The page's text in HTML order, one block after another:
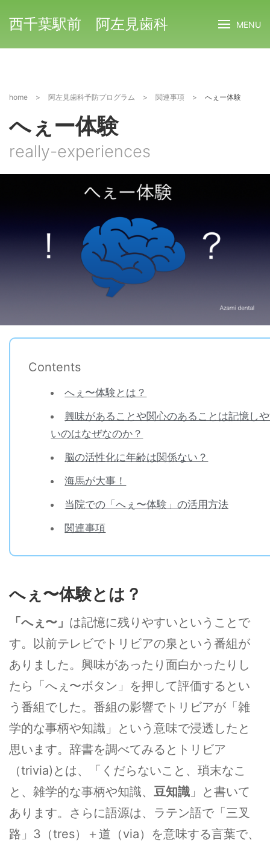
西千葉駅前 阿左見歯科 MENU
home > 阿左見歯科予防プログラム > 関連事項 > へぇー体験
へぇー体験
really-experiences
Contents
へぇ〜体験とは？
興味があることや関心のあることは記憶し
いのはなぜなのか？
脳の活性化に年齢は関係ない？
海馬が大事！
当院での「へぇ〜体験」の活用方法
関連事項
へぇ〜体験とは？
「へぇ〜」 は記憶に残りやすいということで
す。以前テレビでトリビアの泉という番組が
ありました。興味があったり面白かったりし
たら「へぇ〜ボタン」を押して評価するとい
う番組でした。番組の影響でトリビアが「雑
学的な事柄や知識」という意味で浸透したと
思います。辞書を調べてみるとトリビア
（trivia)とは、「くだらないこと、瑣末なこ
と、雑学的な事柄や知識、 豆知識 」と書いて
あります。さらに語源は、ラテン語で「三叉
路」3（tres）＋道（via）を意味する言葉で、